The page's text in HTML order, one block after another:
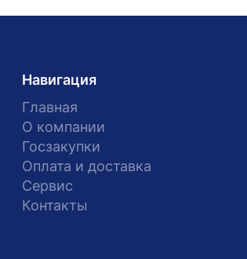
Навигация
Главная
О компании
Госзакупки
Оплата и доставка
Сервис
Контакты